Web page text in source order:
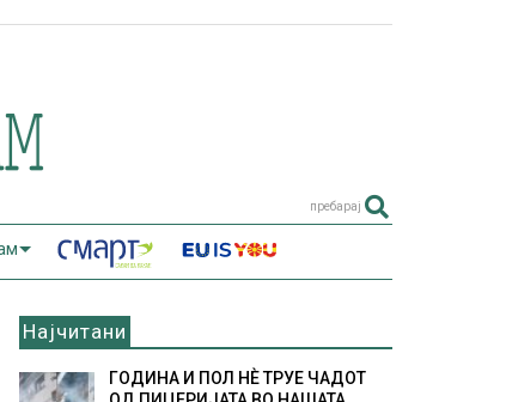
пребарај
Најчитани
ГОДИНА И ПОЛ НÈ ТРУЕ ЧАДОТ